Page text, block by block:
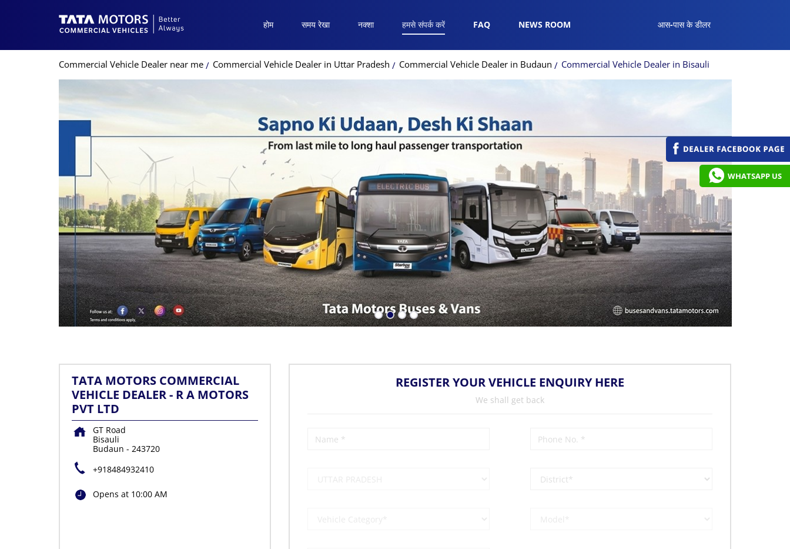
होम समय रेखा नक्शा हमसे संपर्क करें FAQ NEWS ROOM आस-पास के डीलर
Commercial Vehicle Dealer near me Commercial Vehicle Dealer in Uttar Pradesh Commercial Vehicle Dealer in Budaun Commercial Vehicle Dealer in Bisauli
TATA MOTORS COMMERCIAL
VEHICLE DEALER - R A MOTORS
PVT LTD
GT Road
Bisauli
Budaun - 243720
+918484932410
Opens at 10:00 AM
REGISTER YOUR VEHICLE ENQUIRY HERE
We shall get back
WHATSAPP US